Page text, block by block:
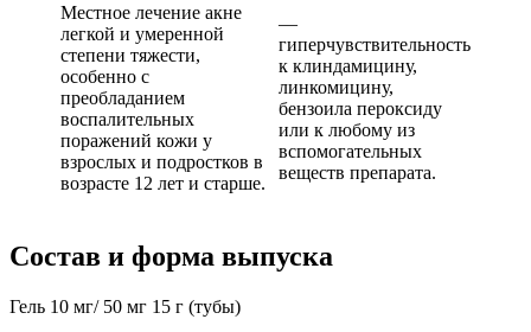
Местное лечение акне
легкой и умеренной
степени тяжести,
особенно с
преобладанием
воспалительных
поражений кожи у
взрослых и подростков в
возрасте 12 лет и старше.
—
гиперчувствительность
к клиндамицину,
линкомицину,
бензоила пероксиду
или к любому из
вспомогательных
веществ препарата.
Состав и форма выпуска
Гель 10 мг/ 50 мг 15 г (тубы)